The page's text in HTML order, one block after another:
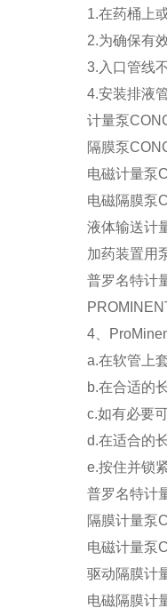
1.在药桶上
2.为确保有
3.入口管线
4.安装排液
计量泵
隔膜泵
电磁计量泵
电磁隔膜泵
液体输送计
加药装置用
普罗名特计
4、
a.在软管上
b.在合适的
c.如有必要
d.在适合的
e.按住并锁
普罗名特计
隔膜计量泵
电磁计量泵
驱动隔膜计
电磁隔膜计